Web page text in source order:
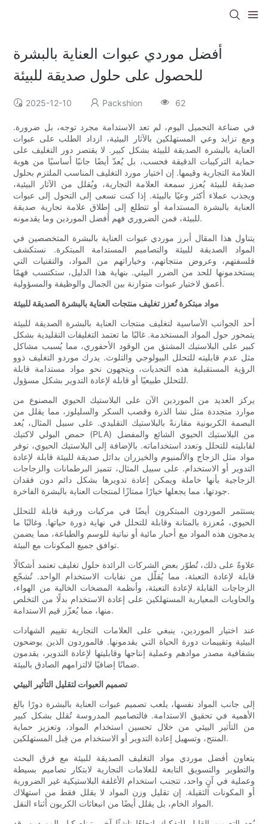
أفضل موردي عبوات العناية بالبشرة
للحصول على حلول صديقة للبيئة
2025-12-10 Packshion 62
في صناعة التجميل اليوم، لم تعد الاستدامة مجرد توجه، بل ضرورة.
ومع تزايد وعي المستهلكين بالآثار البيئية، ازداد الطلب على عبوات
العناية بالبشرة الصديقة للبيئة بشكل كبير. لا يقتصر دور التغليف على
حماية التركيبات الدقيقة فحسب، بل يُعدّ أيضًا جانبًا أساسيًا من هوية
العلامة التجارية وقيمها. إن اختيار مورد التغليف المناسب الملتزم بحلول
صديقة للبيئة يُعزز سمعة العلامة التجارية، ويُقلل من الآثار البيئية،
ويجذب عملاء أكثر وعيًا بالبيئة. إذا كنت تسعى إلى التحول إلى عبوات
العناية بالبشرة المستدامة أو تتطلع إلى إطلاق علامة تجارية صديقة
للبيئة، فمن الضروري فهم أفضل الموردين وما يقدمونه.
يتناول هذا المقال أبرز موردي عبوات العناية بالبشرة المتخصصين في
المواد الصديقة للبيئة والتصاميم المستدامة المبتكرة. نستكشف
فلسفتهم، وعروض منتجاتهم، وخياراتهم من المواد، والتقنيات التي
يستخدمونها للحد من الضرر البيئي. بنهاية هذا الدليل، ستكتسب فهمًا
أعمق لاختيار عبوات متوازنة بين الجمال والوظيفة والمسؤولية.
مواد مبتكرة تُعزز تغليف منتجات العناية بالبشرة الصديقة للبيئة
أحد الجوانب الأساسية لتغليف منتجات العناية بالبشرة الصديقة للبيئة
يتمحور حول المواد المستخدمة. غالبًا ما تعتمد التغليفات التقليدية بشكل
كبير على البلاستيك المشتق من الوقود الأحفوري، مما يُسبب مشاكل
مثل عدم قابليته للتحلل البيولوجي والتلوث. يدرك موردو التغليف ذوو
الرؤية المستقبلية هذه التحديات، ويتجهون نحو مواد مستدامة قابلة
للتحلل طبيعيًا أو قابلة لإعادة التدوير بشكل مسؤول.
يركز العديد من الموردين الآن على البلاستيك الحيوي المصنوع من
موارد متجددة مثل نشا الذرة وقصب السكر والسليلوز، مما يقلل من
البصمة الكربونية مقارنةً بالبلاستيك التقليدي. على سبيل المثال، يُعد
حمض البولي لاكتيك (PLA) من البلاستيك الحيوي الشائع والمفضل
لقابليته للتحلل وتعدد استخداماته. بالإضافة إلى البلاستيك الحيوي، توفر
مواد مثل الزجاج والألمنيوم والخيزران بدائل صديقة للبيئة قابلة لإعادة
التدوير أو الاستخدام. على سبيل المثال، تتميز البرطمانات والزجاجات
الزجاجية بأنها خاملة ويمكن إعادة تدويرها بشكل دائم دون فقدان
جودتها، مما يجعلها خيارًا ممتازًا لمنتجات العناية بالبشرة الفاخرة.
يستثمر الموردون المبتكرون أيضًا في مركبات ورقية قابلة للتحلل
الحيوي، مُعززة بالمتانة وقابلة للتحلل في نهاية دورة حياتها. وغالبًا ما
يدمجون هذه المواد مع أحبار مائية أو نباتية للوسم والطباعة، مما يضمن
توافق جميع المكونات مع البيئة.
علاوةً على ذلك، تُطوّر بعض الشركات الرائدة حلول تغليف تعتمد أشكالًا
قابلة لإعادة التعبئة، مما يُقلّل من نفايات الاستخدام الواحد. تُشجّع
الزجاجات القابلة لإعادة التعبئة، وأنظمة المضخات الخالية من الهواء،
والحاويات المعيارية المستهلكين على إعادة الاستخدام بدلًا من التخلص
منها، مما يُعزّز قيم الاستدامة.
عند اختيار الموردين، ينبغي على العلامات التجارية تقييم الشهادات
البيئية وتقييمات دورة الحياة التي يقدمونها. فالموردون الذين يوضحون
بشفافية مصدر موادهم وعملية إنتاجها وقابليتها لإعادة التدوير، يقدمون
ضمانًا إضافيًا لالتزامهم الصادق بالبيئة.
تصميم العبوات لتقليل التأثير البيئي
إلى جانب المواد نفسها، يلعب تصميم عبوات العناية بالبشرة دورًا بالغ
الأهمية في تحقيق الاستدامة. فالتصاميم المدروسة تُقلل بشكل كبير
من التأثير البيئي من خلال تحسين استخدام المواد، وتعزيز حماية
المنتج، وتسهيل إعادة التدوير أو الاستخدام من قِبل المستهلكين.
يتعاون أفضل موردي مواد التغليف الصديقة للبيئة مع فرق البحث
والتطوير والتسويق التابعة للعلامات التجارية لابتكار تصاميم بسيطة
وعملية في آنٍ واحد، تتجنب استخدام الأغلفة البلاستيكية غير الضرورية
أو المكونات الثقيلة. إن تقليل وزن المواد لا يقلل فقط من استهلاك
المواد الخام، بل يقلل أيضًا من انبعاثات الكربون أثناء النقل.